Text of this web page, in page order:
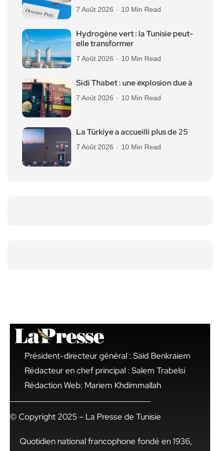
7 Août 2026 10 Min Read
Hydrogène vert : la Tunisie peut-
elle transformer
7 Août 2026 10 Min Read
Sidi Thabet : une explosion due à
7 Août 2026 10 Min Read
La Türkiye a accueilli plus de 25
7 Août 2026 10 Min Read
Président-directeur général : Said Benkraiem
Rédacteur en chef principal : Salem Trabelsi
Rédaction Web: Mariem Khdimmallah
© Copyright 2025 – La Presse de Tunisie
Quotidien national francophone fondé en 1936,